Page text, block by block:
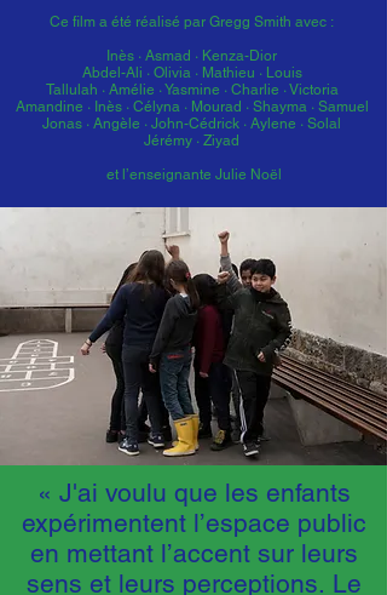
Ce film a été réalisé par Gregg Smith avec :
Inès · Asmad · Kenza-Dior
Abdel-Ali · Olivia · Mathieu · Louis
Tallulah · Amélie · Yasmine · Charlie · Victoria
Amandine · Inès · Célyna · Mourad · Shayma · Samuel
Jonas · Angèle · John-Cédrick · Aylene · Solal
Jérémy · Ziyad
et l’enseignante Julie Noël
« J'ai voulu que les enfants
expérimentent l’espace public
en mettant l’accent sur leurs
sens et leurs perceptions. Le